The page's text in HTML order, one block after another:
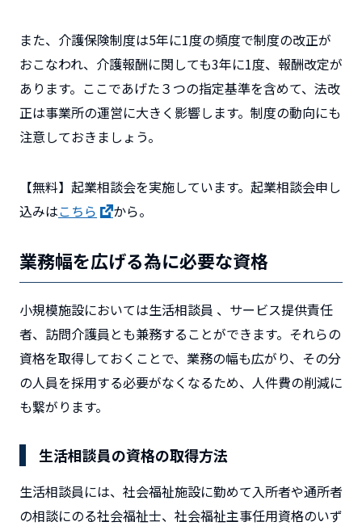
また、介護保険制度は5年に1度の頻度で制度の改正が
おこなわれ、介護報酬に関しても3年に1度、報酬改定が
あります。ここであげた３つの指定基準を含めて、法改
正は事業所の運営に大きく影響します。制度の動向にも
注意しておきましょう。
【無料】起業相談会を実施しています。起業相談会申し
込みはこちら から。
業務幅を広げる為に必要な資格
小規模施設においては生活相談員 、サービス提供責任
者、訪問介護員とも兼務することができます。それらの
資格を取得しておくことで、業務の幅も広がり、その分
の人員を採用する必要がなくなるため、人件費の削減に
も繋がります。
生活相談員の資格の取得方法
生活相談員には、社会福祉施設に勤めて入所者や通所者
の相談にのる社会福祉士、社会福祉主事任用資格のいず